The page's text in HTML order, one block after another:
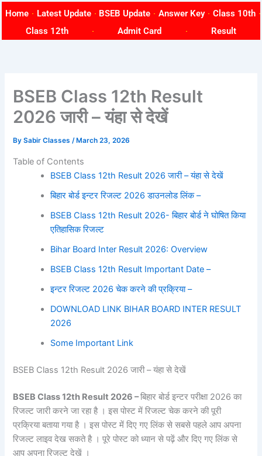
content
Home Latest Update BSEB Update Answer Key
Class 10th
Class 12th
Admit Card Result
BSEB Class 12th Result
2026 जारी – यंहा से देखें
BySabir Classes/ March 23, 2026
Table of Contents
BSEB Class 12th Result 2026 जारी – यंहा से देखें
बिहार बोर्ड इन्टर रिजल्ट 2026 डाउनलोड लिंक –
BSEB Class 12th Result 2026- बिहार बोर्ड ने घोषित किया
एतिहासिक रिजल्ट
Bihar Board Inter Result 2026: Overview
BSEB Class 12th Result Important Date –
इन्टर रिजल्ट 2026 चेक करने की प्रक्रिया –
DOWNLOAD LINK BIHAR BOARD INTER RESULT
2026
Some Important Link
BSEB Class 12th Result 2026 जारी – यंहा से देखें
BSEB Class 12th Result 2026 –बिहार बोर्ड इन्टर परीक्षा 2026 का
रिजल्ट जारी करने जा रहा है । इस पोस्ट में रिजल्ट चेक करने की पूरी
प्रक्रिया बताया गया है । इस पोस्ट में दिए गए लिंक से सबसे पहले आप अपना
रिजल्ट लाइव देख सकते है । पूरे पोस्ट को ध्यान से पढ़ें और दिए गए लिंक से
आप अपना रिजल्ट देखें ।